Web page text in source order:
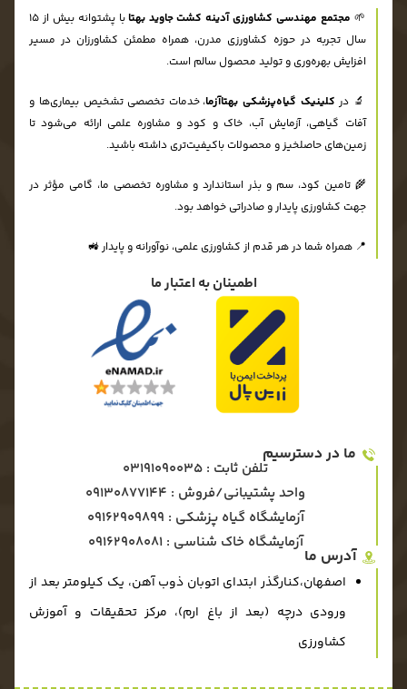
ما در دسترسیم
تلفن ثابت : 03191090035
واحد پشتیبانی/فروش : 09130877144
آزمایشگاه گیاه پزشکی : ۰۹۱۶۲۹۰۹۸۹۹
آزمایشگاه خاک شناسی : ۰۹۱۶۲۹۰۸۰۸۱
آدرس ما
اصفهان،کنارگذر ابتدای اتوبان ذوب آهن، یک کیلومتر بعد از
ورودی درچه (بعد از باغ ارم)، مرکز تحقیقات و آموزش
کشاورزی
اطمینان به اعتبار ما
🌱 مجتمع مهندسی کشاورزی آدینه کشت جاوید بهتا
با پشتوانه بیش از ۱۵
سال تجربه در حوزه کشاورزی مدرن، همراه مطمئن کشاورزان در مسیر
افزایش بهره‌وری و تولید محصول سالم است.
🔬 در کلینیک گیاه‌پزشکی بهتاآزما، خدمات تخصصی تشخیص بیماری‌ها و
آفات گیاهی، آزمایش آب، خاک و کود و مشاوره علمی ارائه می‌شود تا
زمین‌های حاصلخیز و محصولات باکیفیت‌تری داشته باشید.
🌾 تامین کود، سم و بذر استاندارد و مشاوره تخصصی ما، گامی مؤثر در
جهت کشاورزی پایدار و صادراتی خواهد بود.
📍 همراه شما در هر قدم از کشاورزی علمی، نوآورانه و پایدار 🚜